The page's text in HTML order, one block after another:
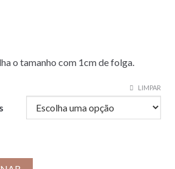
o tamanho com 1cm de folga.
LIMPAR